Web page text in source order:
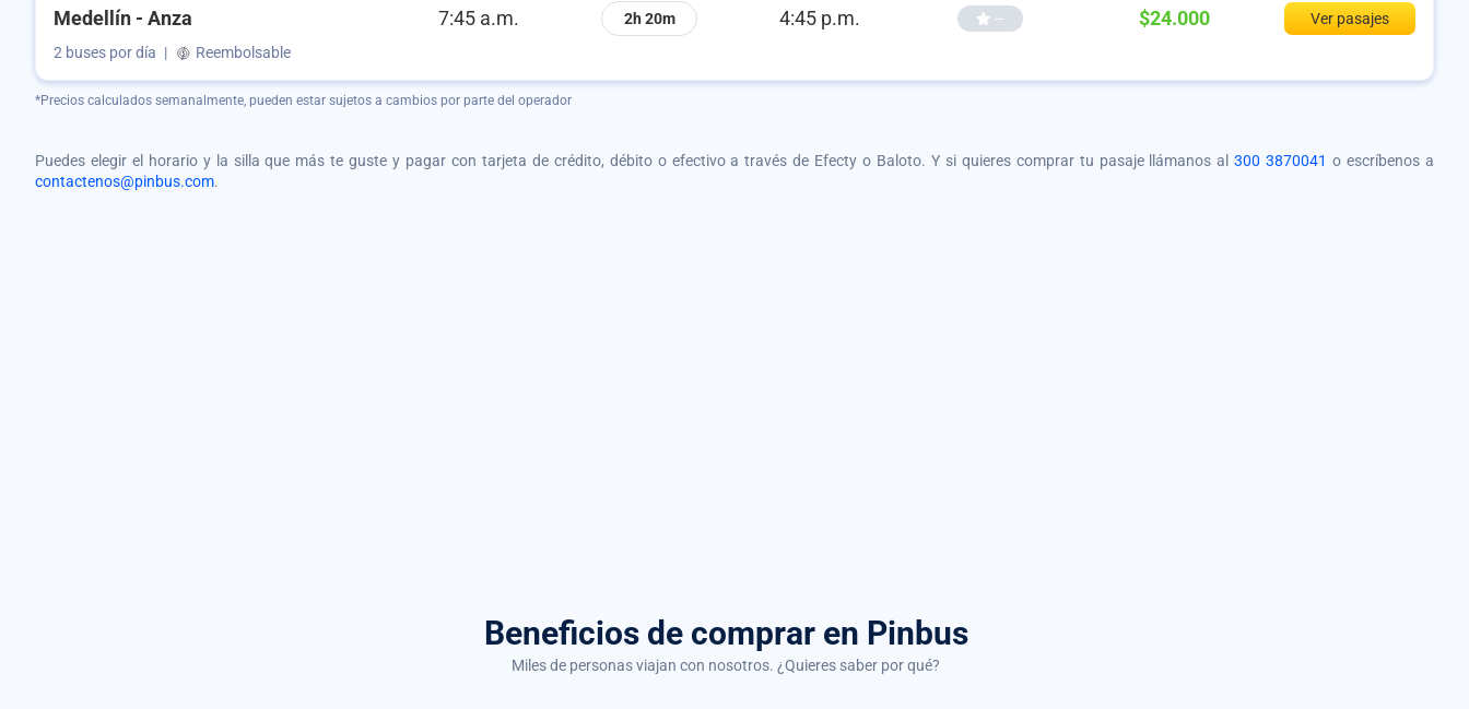
Medellín - Anza 7:45 a.m. 2h 20m 4:45 p.m. -- $24.000
Ver pasajes
2 buses por día | Reembolsable
*Precios calculados semanalmente, pueden estar sujetos a cambios por parte del operador
Puedes elegir el horario y la silla que más te guste y pagar con tarjeta de crédito, débito o efectivo a través de Efecty o Baloto. Y si quieres comprar tu pasaje llámanos al300 3870041 o escríbenos a
contactenos@pinbus.com.
Beneficios de comprar en Pinbus
Miles de personas viajan con nosotros. ¿Quieres saber por qué?